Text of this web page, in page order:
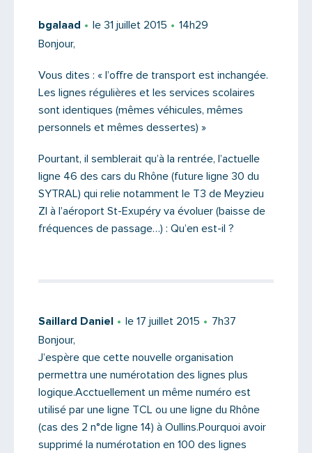
PARTAGER
bgalaad le 31 juillet 2015
14h29
Bonjour,
Vous dites : « l’offre de transport est inchangée.
Les lignes régulières et les services scolaires
sont identiques (mêmes véhicules, mêmes
personnels et mêmes dessertes) »
Pourtant, il semblerait qu’à la rentrée, l’actuelle
ligne 46 des cars du Rhône (future ligne 30 du
SYTRAL) qui relie notamment le T3 de Meyzieu
ZI à l’aéroport St-Exupéry va évoluer (baisse de
fréquences de passage…) : Qu’en est-il ?
Saillard Daniel le 17 juillet 2015
7h37
Bonjour,
J’espère que cette nouvelle organisation
permettra une numérotation des lignes plus
logique.Acctuellement un même numéro est
utilisé par une ligne TCL ou une ligne du Rhône
(cas des 2 n°de ligne 14) à Oullins.Pourquoi avoir
supprimé la numérotation en 100 des lignes